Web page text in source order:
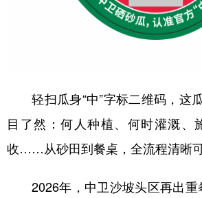
轻扫瓜身“中”字标二维码，这瓜
目了然：何人种植、何时灌溉、
收……从砂田到餐桌，全流程清晰可
2026年，中卫沙坡头区再出重